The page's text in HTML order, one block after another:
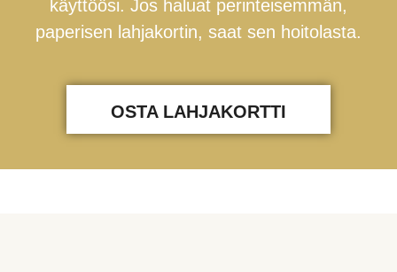
käyttöösi. Jos haluat perinteisemmän,
paperisen lahjakortin, saat sen hoitolasta.
OSTA LAHJAKORTTI